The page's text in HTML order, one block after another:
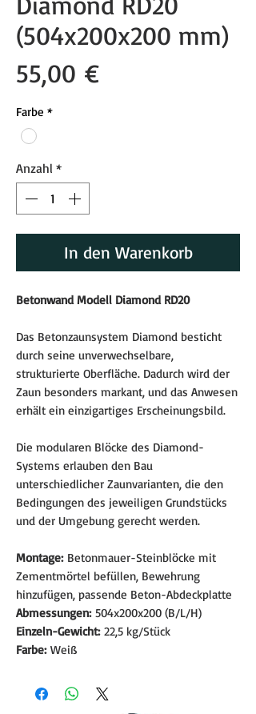
(504x200x200 mm)
55,00 €Preis
Farbe *
Anzahl *
In den Warenkorb
Betonwand Modell Diamond RD20
Das Betonzaunsystem Diamond besticht
durch seine unverwechselbare,
strukturierte Oberfläche. Dadurch wird der
Zaun besonders markant, und das Anwesen
erhält ein einzigartiges Erscheinungsbild.
Die modularen Blöcke des Diamond-
Systems erlauben den Bau
unterschiedlicher Zaunvarianten, die den
Bedingungen des jeweiligen Grundstücks
und der Umgebung gerecht werden.
Montage:Betonmauer-Steinblöcke mit
Zementmörtel befüllen, Bewehrung
hinzufügen, passende Beton-Abdeckplatte
Abmessungen:504x200x200 (B/L/H)
Einzeln-Gewicht:22,5 kg/Stück
Farbe: Weiß